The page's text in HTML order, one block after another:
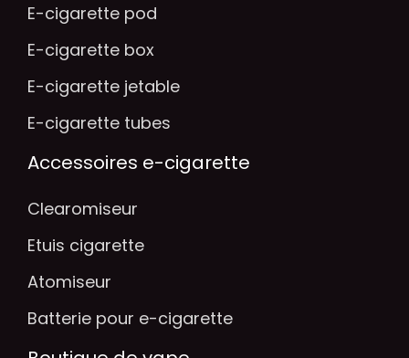
E-cigarette pod
E-cigarette box
E-cigarette jetable
E-cigarette tubes
Accessoires e-cigarette
Clearomiseur
Etuis cigarette
Atomiseur
Batterie pour e-cigarette